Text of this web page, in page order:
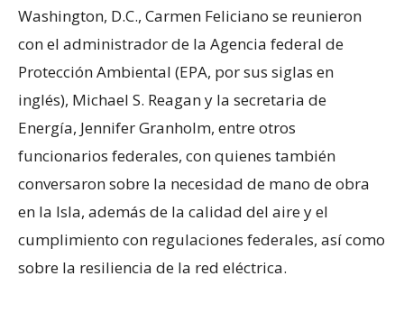
Washington, D.C., Carmen Feliciano se reunieron
con el administrador de la Agencia federal de
Protección Ambiental (EPA, por sus siglas en
inglés), Michael S. Reagan y la secretaria de
Energía, Jennifer Granholm, entre otros
funcionarios federales, con quienes también
conversaron sobre la necesidad de mano de obra
en la Isla, además de la calidad del aire y el
cumplimiento con regulaciones federales, así como
sobre la resiliencia de la red eléctrica.